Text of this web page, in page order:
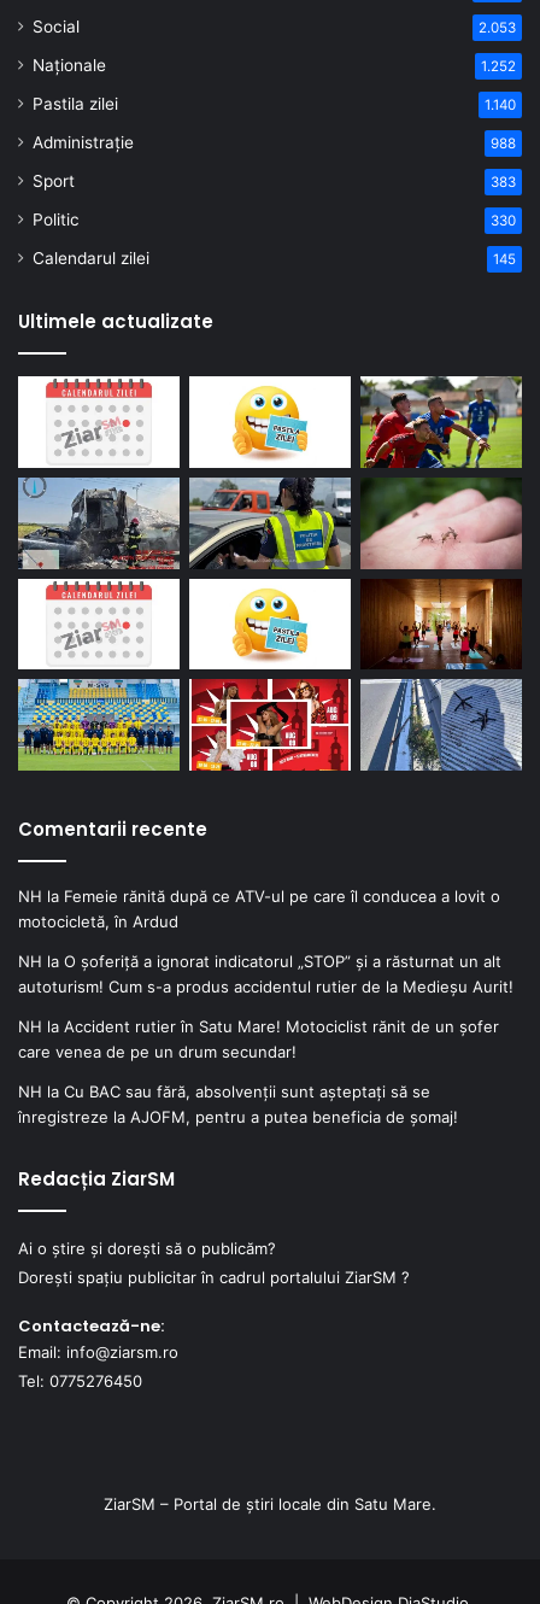
Social 2.053
Naționale 1.252
Pastila zilei 1.140
Administrație 988
Sport 383
Politic 330
Calendarul zilei 145
Ultimele actualizate
Comentarii recente
NH la Femeie rănită după ce ATV-ul pe care îl conducea a lovit o
motocicletă, în Ardud
NH la O șoferiță a ignorat indicatorul „STOP” și a răsturnat un alt
autoturism! Cum s-a produs accidentul rutier de la Medieșu Aurit!
NH la Accident rutier în Satu Mare! Motociclist rănit de un șofer
care venea de pe un drum secundar!
NH la Cu BAC sau fără, absolvenții sunt așteptați să se
înregistreze la AJOFM, pentru a putea beneficia de șomaj!
Redacția ZiarSM
Ai o știre și dorești să o publicăm?
Dorești spațiu publicitar în cadrul portalului ZiarSM ?
Contactează-ne:
Email: info@ziarsm.ro
Tel: 0775276450
ZiarSM – Portal de știri locale din Satu Mare.